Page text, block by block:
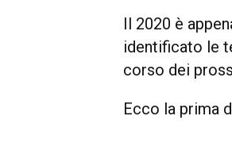
Il 2020 è
identificato le
corso dei
Ecco la prima